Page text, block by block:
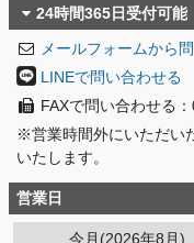
24時間365日受付可能
メールフォームから
LINEで問い合わせる
FAXで問い合わせる
※営業時間外にいただい
いたします。
営業日
今月(2026年8月)